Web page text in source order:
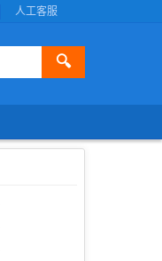
人工客服
🔍